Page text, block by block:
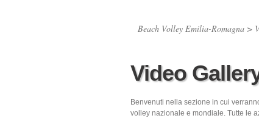
Beach Volley Emilia-Romagna >
Video
Benvenuti nella sezione in cui
volley nazionale e mondiale. Tutte le